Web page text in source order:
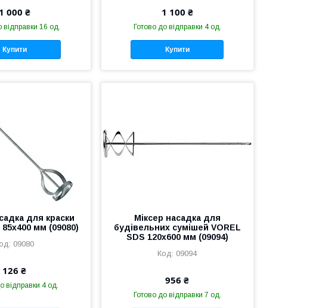
1 000 ₴
відправки 16 од.
Купити
1 100 ₴
Готово до відправки 4 од.
Купити
для краски
85x400 мм (09080)
09080
126 ₴
відправки 4 од.
Міксер насадка для
будівельних сумішей VOREL
SDS 120x600 мм (09094)
09094
956 ₴
Готово до відправки 7 од.